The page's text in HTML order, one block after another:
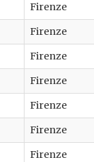
Firenze
Firenze
Firenze
Firenze
Firenze
Firenze
Firenze